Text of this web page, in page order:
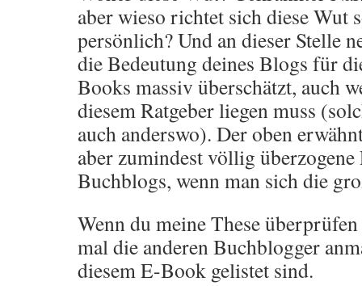
aber wieso richtet sich diese Wut
persönlich? Und an dieser Stelle
die Bedeutung deines Blogs für
Books massiv überschätzt, auch
diesem Ratgeber liegen muss
auch anderswo). Der oben
aber zumindest völlig
Buchblogs, wenn man sich die
Wenn du meine These
mal die anderen Buchblogger
diesem E-Book gelistet sind.